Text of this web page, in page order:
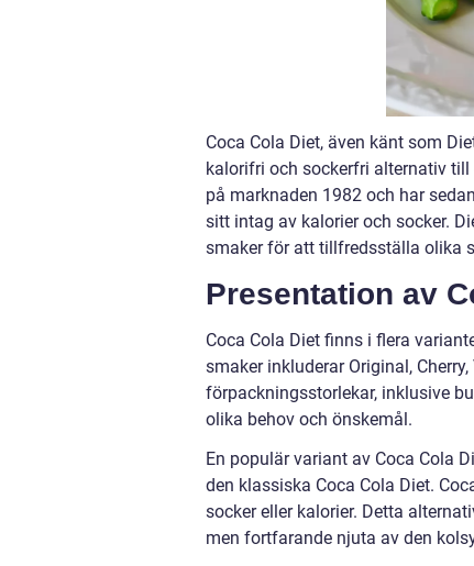
Coca Cola Diet, även känt som
kalorifri och sockerfri alternativ
på marknaden 1982 och har
sitt intag av kalorier och socker.
smaker för att tillfredsställa olika
Presentation av
Coca Cola Diet finns i flera
smaker inkluderar Original,
förpackningsstorlekar, inklusive
olika behov och önskemål.
En populär variant av Coca Cola
den klassiska Coca Cola Diet.
socker eller kalorier. Detta
men fortfarande njuta av den